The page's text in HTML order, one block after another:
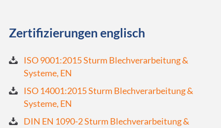
Zertifizierungen englisch
ISO 9001:2015 Sturm Blechverarbeitung &
Systeme, EN
ISO 14001:2015 Sturm Blechverarbeitung &
Systeme, EN
DIN EN 1090-2 Sturm Blechverarbeitung &